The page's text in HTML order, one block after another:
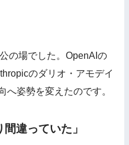
の場でした。OpenAIの
のダリオ・アモデイ
へ姿勢を変えたのです。
違っていた」